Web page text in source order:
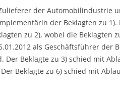
der Automobilindustrie
der Beklagten zu 1).
zu 2), wobei die Beklagten
als Geschäftsführer der
Beklagte zu 3) schied mit
Beklagte zu 6) schied mit